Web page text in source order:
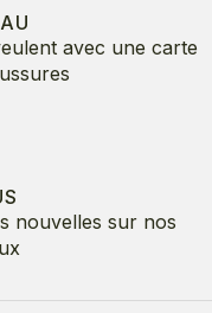
avec une carte
nouvelles sur nos